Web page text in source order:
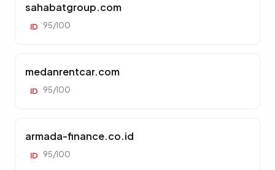
sahabatgroup.com
ID 95/100
medanrentcar.com
ID 95/100
armada-finance.co.id
ID 95/100